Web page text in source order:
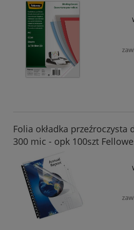
Folia okładka
300 mic - opk 100szt